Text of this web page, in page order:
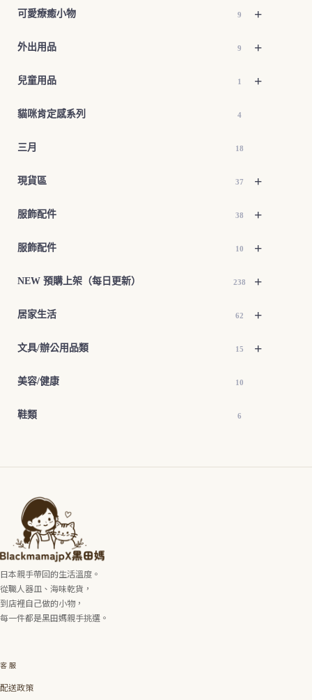
+
可愛療癒小物 9
+
外出用品 9
+
兒童用品 1
貓咪肯定感系列 4
三月 18
+
現貨區 37
+
服飾配件 38
+
服飾配件 10
+
NEW 預購上架（每日更新） 238
+
居家生活 62
+
文具/辦公用品類 15
美容/健康 10
鞋類 6
日本親手帶回的生活溫度。
從職人器皿、海味乾貨，
到店裡自己做的小物，
每一件都是黑田媽親手挑選。
客服
配送政策